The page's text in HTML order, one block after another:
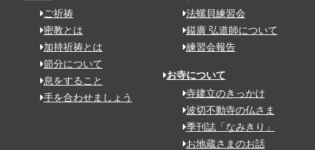
ご祈祷
密教とは
加持祈祷とは
節分について
息をすること
手を合わせましょう
法螺貝練習会
鎰廣 弘道師について
練習会報告
お寺について
寺建立のきっかけ
波切不動寺の仏さま
季刊誌「なみきり」
お地蔵さまのお話